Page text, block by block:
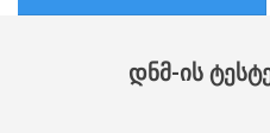
ᲓᲜᲛ-ᲘᲡ